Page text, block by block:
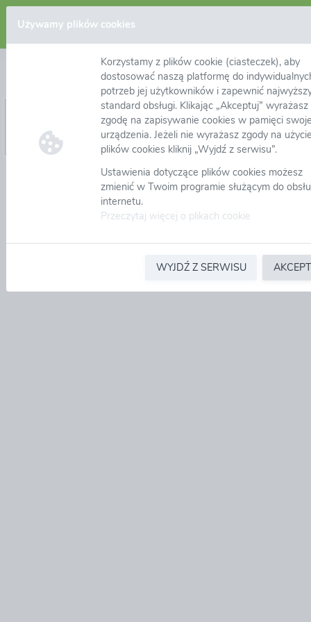
Używamy plików cookies
Korzystamy z plików cookie (ciasteczek), aby
dostosować naszą platformę do
potrzeb jej użytkowników i zapewnić
standard obsługi. Klikając „Akceptuj” wyrażasz
zgodę na zapisywanie cookies w pamięci
urządzenia. Jeżeli nie wyrażasz zgody na
plików cookies kliknij „Wyjdź z serwisu”.
Ustawienia dotyczące plików cookies możesz
zmienić w Twoim programie służącym do
internetu.
Przeczytaj więcej o plikach cookie
WYJDŹ Z SERWISU
Nie pamiętam hasła